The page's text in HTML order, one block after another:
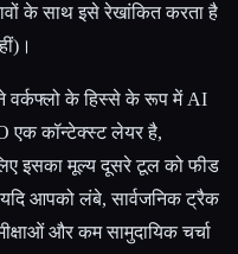
के साथ इसे रेखांकित करता है
के हिस्से के रूप में AI
एक कॉन्टेक्स्ट लेयर है,
इसका मूल्य दूसरे टूल को फीड
आपको लंबे, सार्वजनिक ट्रैक
और कम सामुदायिक चर्चा